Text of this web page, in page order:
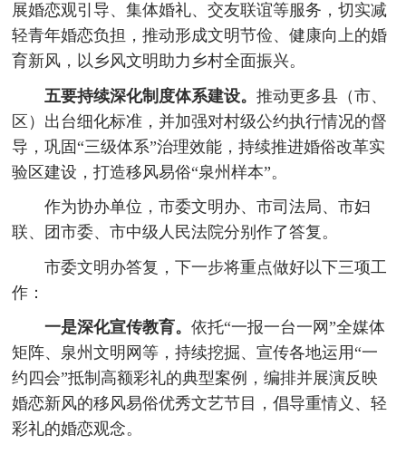
展婚恋观引导、集体婚礼、交友联谊等服务，切实减
轻青年婚恋负担，推动形成文明节俭、健康向上的婚
育新风，以乡风文明助力乡村全面振兴。
五要持续深化制度体系建设。 推动更多县（市、
区）出台细化标准，并加强对村级公约执行情况的督
导，巩固“三级体系”治理效能，持续推进婚俗改革实
验区建设，打造移风易俗“泉州样本”。
作为协办单位，市委文明办、市司法局、市妇
联、团市委、市中级人民法院分别作了答复。
市委文明办答复，下一步将重点做好以下三项工
作：
一是深化宣传教育。 依托“一报一台一网”全媒体
矩阵、泉州文明网等，持续挖掘、宣传各地运用“一
约四会”抵制高额彩礼的典型案例，编排并展演反映
婚恋新风的移风易俗优秀文艺节目，倡导重情义、轻
彩礼的婚恋观念。